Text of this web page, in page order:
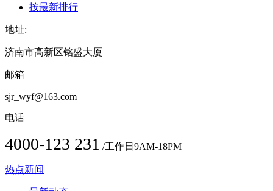
按最新排行
地址:
济南市高新区铭盛大厦
邮箱
sjr_wyf@163.com
电话
4000-123 231 /工作日9AM-18PM
热点新闻